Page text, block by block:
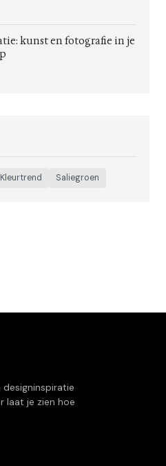
kunst en fotografie in je
Kleurtrend Saliegroen
laat je zien hoe